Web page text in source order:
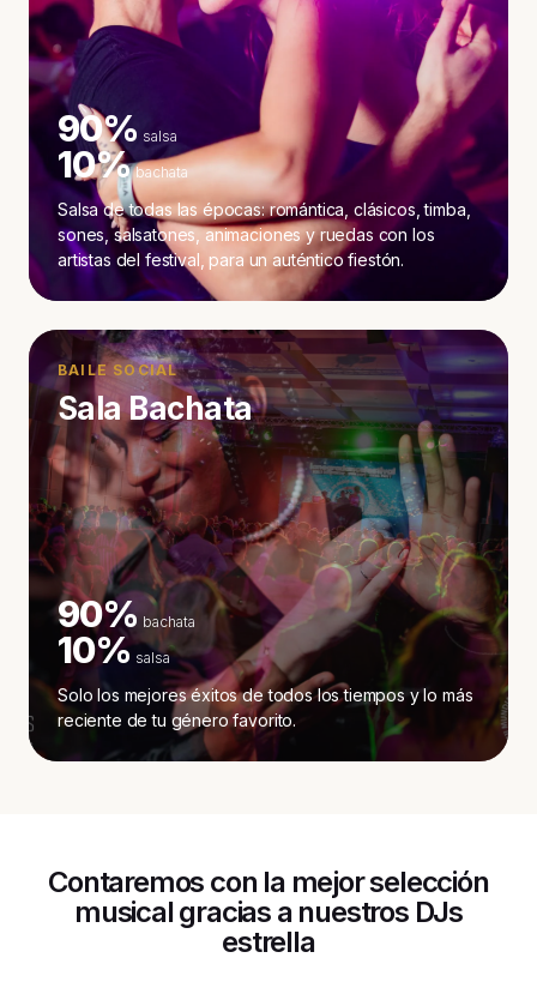
90% salsa
10% bachata
Salsa de todas las épocas: romántica, clásicos, timba,
sones, salsatones, animaciones y ruedas con los
artistas del festival, para un auténtico fiestón.
BAILE SOCIAL
Sala Bachata
90% bachata
10% salsa
Solo los mejores éxitos de todos los tiempos y lo más
reciente de tu género favorito.
Contaremos con la mejor selección
musical gracias a nuestros DJs
estrella